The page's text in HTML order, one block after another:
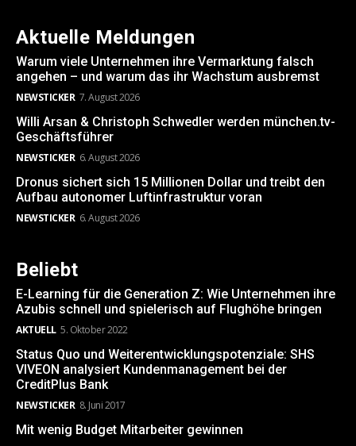
Aktuelle Meldungen
Warum viele Unternehmen ihre Vermarktung falsch
angehen – und warum das ihr Wachstum ausbremst
NEWSTICKER 7. August 2026
Willi Arsan & Christoph Schwedler werden münchen.tv-
Geschäftsführer
NEWSTICKER 6. August 2026
Dronus sichert sich 15 Millionen Dollar und treibt den
Aufbau autonomer Luftinfrastruktur voran
NEWSTICKER 6. August 2026
Beliebt
E-Learning für die Generation Z: Wie Unternehmen ihre
Azubis schnell und spielerisch auf Flughöhe bringen
AKTUELL 5. Oktober 2022
Status Quo und Weiterentwicklungspotenziale: SHS
VIVEON analysiert Kundenmanagement bei der
CreditPlus Bank
NEWSTICKER 8. Juni 2017
Mit wenig Budget Mitarbeiter gewinnen